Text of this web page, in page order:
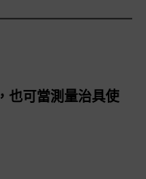
也可當測量治具使